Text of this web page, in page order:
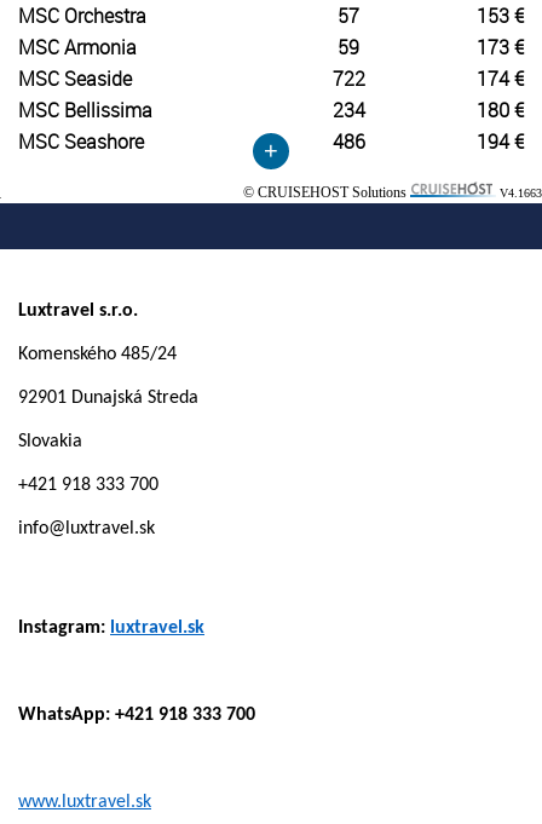
MSC Orchestra
57
153 €
MSC Armonia
59
173 €
MSC Seaside
722
174 €
MSC Bellissima
234
180 €
MSC Seashore
486 194 €
+
© CRUISEHOST Solutions V4.1663
Luxtravel s.r.o.
Komenského 485/24
92901 Dunajská Streda
Slovakia
+421 918 333 700
info@luxtravel.sk
Instagram: luxtravel.sk
WhatsApp: +421 918 333 700
www.luxtravel.sk